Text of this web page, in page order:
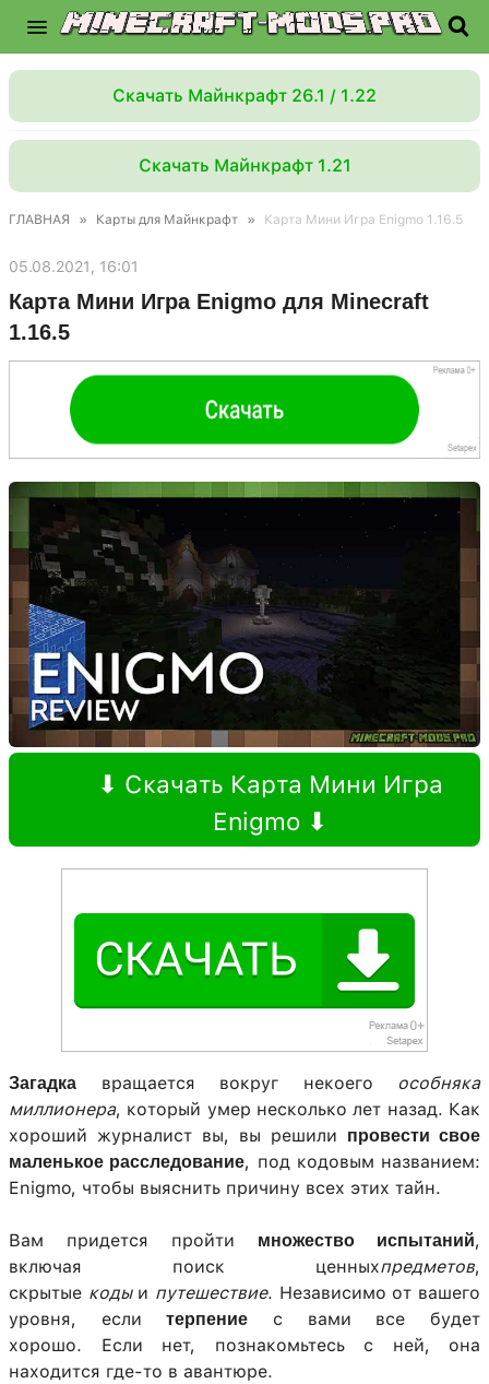
Скачать Майнкрафт 26.1 / 1.22
Скачать Майнкрафт 1.21
ГЛАВНАЯ » Карты для Майнкрафт » Карта Мини Игра Enigmo 1.16.5
05.08.2021, 16:01
Карта Мини Игра Enigmo для Minecraft
1.16.5
⬇ Скачать Карта Мини Игра
Enigmo ⬇
Загадка вращается вокруг некоего особняка
миллионера, который умер несколько лет назад. Как
хороший журналист вы, вы решили
провести свое
маленькое расследование, под кодовым названием:
Enigmo, чтобы выяснить причину всех этих тайн.
Вам придется пройти множество испытаний,
включая поиск ценныхпредметов,
скрытые кодыи путешествие. Независимо от вашего
уровня, еслитерпение с вами все будет
хорошо. Если нет, познакомьтесь с ней, она
находится где-то в авантюре.